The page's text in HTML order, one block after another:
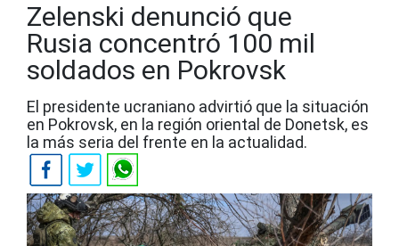
Zelenski denunció que
Rusia concentró 100 mil
soldados en Pokrovsk
El presidente ucraniano advirtió que la situación
en Pokrovsk, en la región oriental de Donetsk, es
la más seria del frente en la actualidad.